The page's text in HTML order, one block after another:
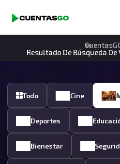
Resultado De Búsqueda
Todo Cine
Deportes
Bienestar